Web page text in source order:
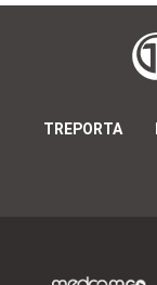
TREPORTA